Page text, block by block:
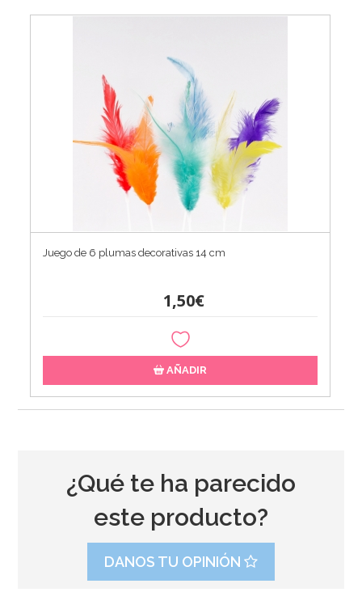
Juego de 6 plumas decorativas 14 cm
1,50€
AÑADIR
¿Qué te ha parecido
este producto?
DANOS TU OPINIÓN